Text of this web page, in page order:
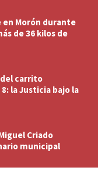
en Morón durante
de 36 kilos de
carrito
la Justicia bajo la
Criado
municipal